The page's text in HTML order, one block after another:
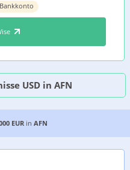
Bankkonto
USD in AFN
GELD
EURin AFN